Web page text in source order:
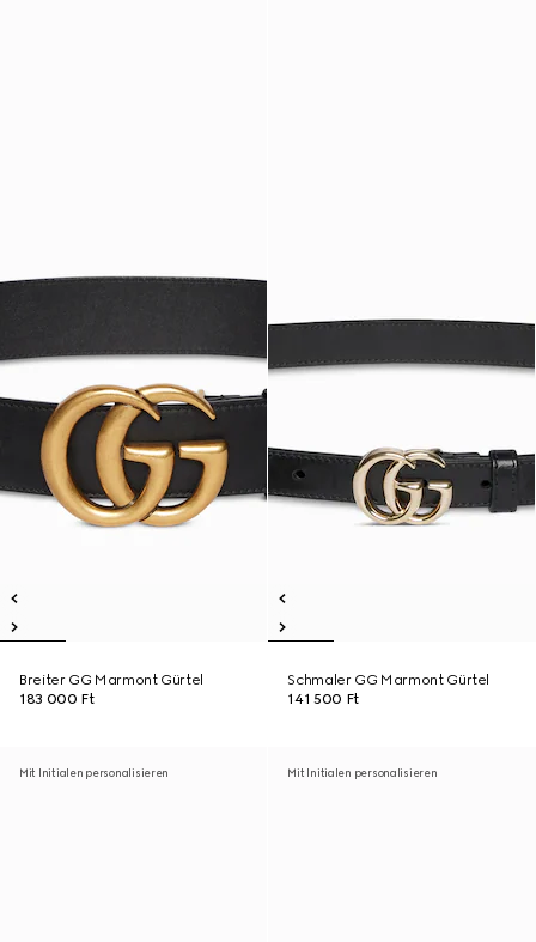
Breiter GG Marmont Gürtel
183 000 Ft
Schmaler GG Marmont Gürtel
141 500 Ft
Mit Initialen personalisieren Mit Initialen personalisieren